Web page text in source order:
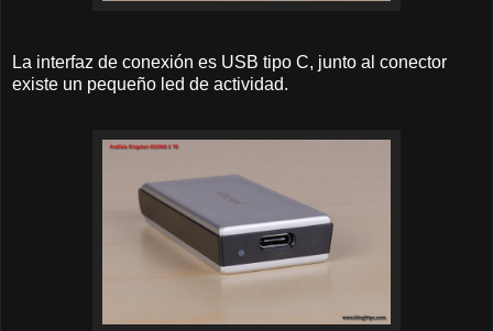
La interfaz de conexión es USB tipo C, junto al conector
existe un pequeño led de actividad.